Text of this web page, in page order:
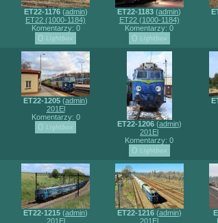
ET22-1176(admin)
ET22 (1000-1184)
Komentarzy: 0
ET22-1183 (admin)
ET22 (1000-1184)
Komentarzy: 0
ET22-1205 (admin)
201El
Komentarzy: 0
ET22-1206(admin)
201El
Komentarzy: 0
ET22-1215 (admin)
201El
ET22-1216(admin)
201El